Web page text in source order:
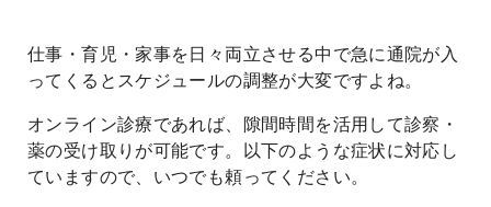
仕事・育児・家事を日々両立させる中で急に通院が入
ってくるとスケジュールの調整が大変ですよね。
オンライン診療であれば、隙間時間を活用して診察・
薬の受け取りが可能です。以下のような症状に対応し
ていますので、いつでも頼ってください。